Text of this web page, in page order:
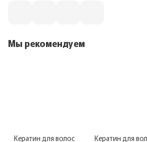
Мы рекомендуем
Кератин для волос
Кератин для